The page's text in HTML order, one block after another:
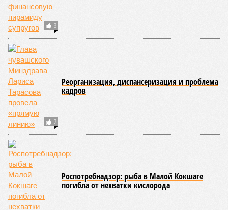
3
2
Реорганизация, диспансеризация и проблема
кадров
Роспотребнадзор: рыба в Малой Кокшаге
погибла от нехватки кислорода